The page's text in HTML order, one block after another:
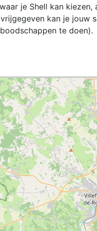
je Shell kan
kan je jouw
te doen).